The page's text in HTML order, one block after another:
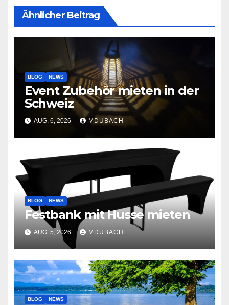
Ähnlicher Beitrag
BLOG NEWS
Event Zubehör mieten in der
Schweiz
AUG. 6, 2026 MDUBACH
BLOG NEWS
Festbank mit Husse mieten
AUG. 5, 2026 MDUBACH
BLOG NEWS